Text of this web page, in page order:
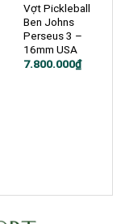
Vợt Pickleball
Ben Johns
Perseus 3 –
16mm USA
7.800.000₫